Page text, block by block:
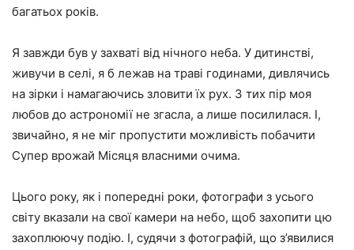
багатьох років.
Я завжди був у захваті від нічного неба. У дитинстві,
живучи в селі, я б лежав на траві годинами, дивлячись
на зірки і намагаючись зловити їх рух. З тих пір моя
любов до астрономії не згасла, а лише посилилася. І,
звичайно, я не міг пропустити можливість побачити
Супер врожай Місяця власними очима.
Цього року, як і попередні роки, фотографи з усього
світу вказали на свої камери на небо, щоб захопити цю
захоплюючу подію. І, судячи з фотографій, що з’явилися